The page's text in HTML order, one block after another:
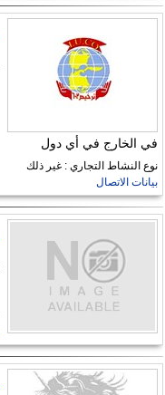
في الخارج في أي دول
نوع النشاط التجاري : غير ذلك
بيانات الاتصال